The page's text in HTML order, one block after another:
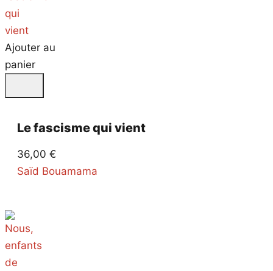
Ajouter au
panier
Le fascisme qui vient
36,00 €
Saïd Bouamama